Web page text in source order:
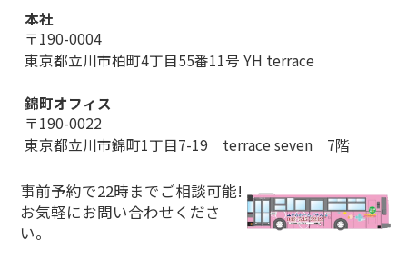
本社
〒190-0004
東京都立川市柏町4丁目55番11号 YH terrace
錦町オフィス
〒190-0022
東京都立川市錦町1丁目7-19 terrace seven 7階
事前予約で22時までご相談可能!
お気軽にお問い合わせくださ
い。